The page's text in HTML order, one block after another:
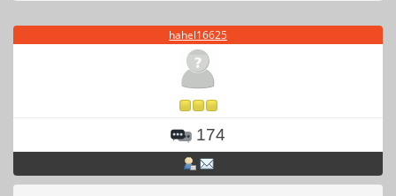
hahel16625
174